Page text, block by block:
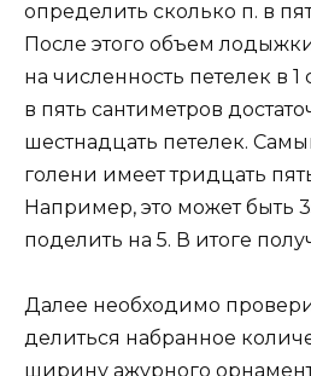
определить сколько п. в
После этого объем
на численность петелек в
в пять сантиметров
шестнадцать петелек.
голени имеет тридцать
Например, это может быть
поделить на 5. В итоге
Далее необходимо
делиться набранное
ширину ажурного